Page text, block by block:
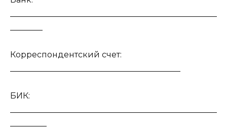
Корреспондентский счет:
БИК: